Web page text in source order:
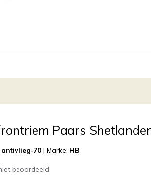
Paars Shetlander
antivlieg-70 |Marke: HB
beoordeeld